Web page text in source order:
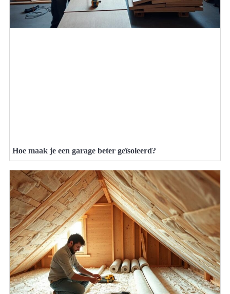
Hoe maak je een garage beter geïsoleerd?